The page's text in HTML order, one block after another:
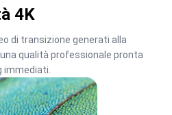
4K
di transizione generati alla
qualità professionale pronta
immediati.